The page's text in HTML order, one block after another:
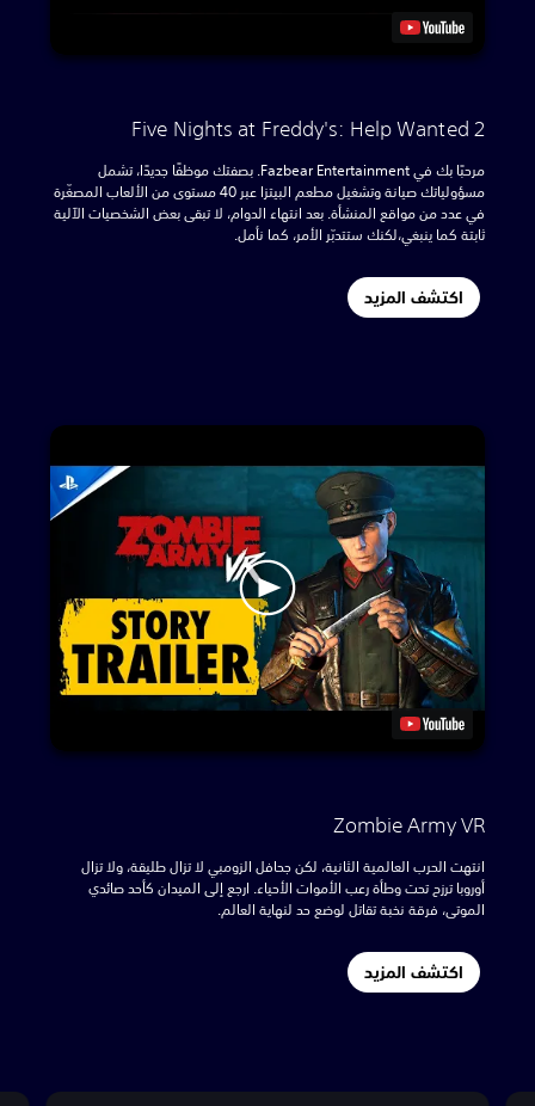
Five Nights at Freddy's: Help Wanted 2
مرحبًا بك في Fazbear Entertainment. بصفتك موظفًا جديدًا، تشمل
مسؤولياتك صيانة وتشغيل مطعم البيتزا عبر 40 مستوى من الألعاب المصغّرة
في عدد من مواقع المنشأة. بعد انتهاء الدوام، لا تبقى بعض الشخصيات الآلية
ثابتة كما ينبغي،لكنك ستتدبّر الأمر، كما نأمل.
اكتشف المزيد
Zombie Army VR
انتهت الحرب العالمية الثانية، لكن جحافل الزومبي لا تزال طليقة، ولا تزال
أوروبا ترزح تحت وطأة رعب الأموات الأحياء. ارجع إلى الميدان كأحد صائدي
الموتى، فرقة نخبة تقاتل لوضع حد لنهاية العالم.
اكتشف المزيد